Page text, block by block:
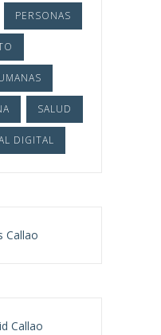
PERSONAS
SALUD
DIGITAL
Callao
Callao